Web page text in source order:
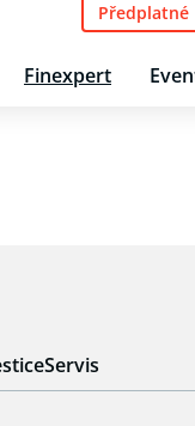
Finexpert
Předplatné
Servis